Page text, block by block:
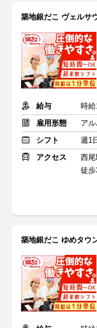
築地銀だこ ヴェルサ
給与
時
雇用形態
ア
シフト
週1
アクセス
西尾
徒
築地銀だこ ゆめタウ